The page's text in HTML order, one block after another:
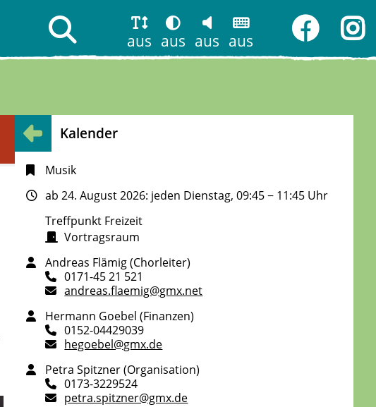
aus aus aus aus
Kalender
Musik
ab 24. August 2026: jeden Dienstag, 09:45 − 11:45 Uhr
Treffpunkt Freizeit
Vortragsraum
Andreas Flämig (Chorleiter)
0171-45 21 521
andreas.flaemig@gmx.net
Hermann Goebel (Finanzen)
0152-04429039
hegoebel@gmx.de
Petra Spitzner (Organisation)
0173-3229524
petra.spitzner@gmx.de